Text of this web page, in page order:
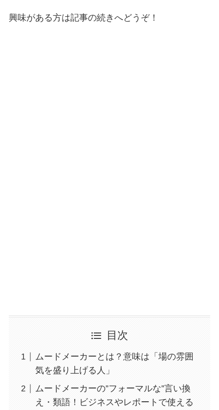
興味がある方は記事の続きへどうぞ！
目次
ムードメーカーとは？意味は「場の雰囲
気を盛り上げる人」
ムードメーカーの”フォーマルな”言い換
え・類語！ビジネスやレポートで使える